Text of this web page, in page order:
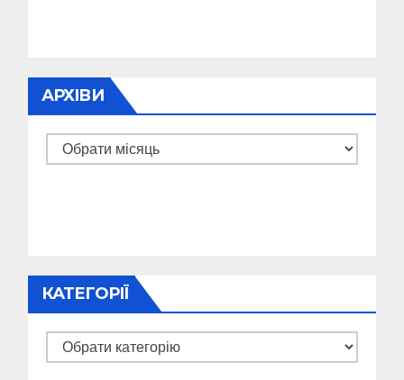
АРХІВИ
Архіви
КАТЕГОРІЇ
Категорії